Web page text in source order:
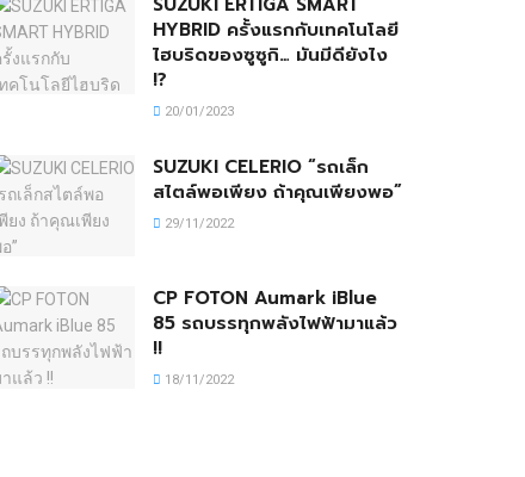
HYBRID ครั้งแรกกับเทคโนโลยี
ไฮบริดของซูซูกิ… มันมีดียังไง
!?
20/01/2023
SUZUKI CELERIO “รถเล็ก
สไตล์พอเพียง ถ้าคุณเพียงพอ”
29/11/2022
CP FOTON Aumark iBlue
85 รถบรรทุกพลังไฟฟ้ามาแล้ว
!!
18/11/2022